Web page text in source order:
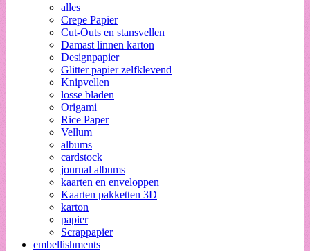
alles
Crepe Papier
Cut-Outs en stansvellen
Damast linnen karton
Designpapier
Glitter papier zelfklevend
Knipvellen
losse bladen
Origami
Rice Paper
Vellum
albums
cardstock
journal albums
kaarten en enveloppen
Kaarten pakketten 3D
karton
papier
Scrappapier
embellishments